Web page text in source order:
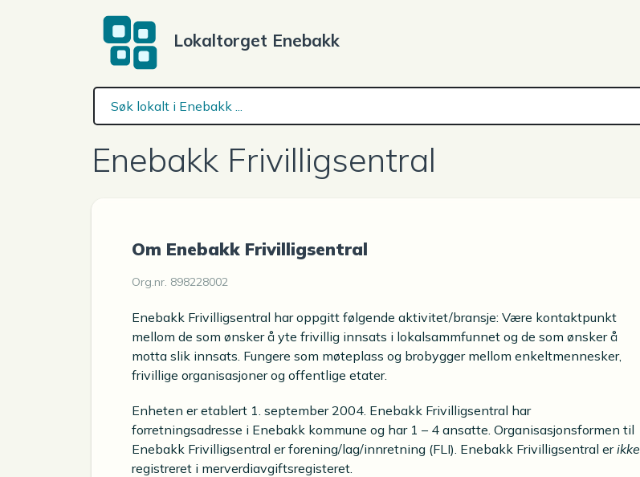
Lokaltorget Enebakk
Enebakk Frivilligsentral
Om Enebakk Frivilligsentral
Org.nr. 898228002
Enebakk Frivilligsentral har oppgitt følgende aktivitet/bransje: Være kontaktpunkt
mellom de som ønsker å yte frivillig innsats i lokalsammfunnet og de som ønsker å
motta slik innsats. Fungere som møteplass og brobygger mellom enkeltmennesker,
frivillige organisasjoner og offentlige etater.
Enheten er etablert 1. september 2004. Enebakk Frivilligsentral har
forretningsadresse i Enebakk kommune og har 1 – 4 ansatte. Organisasjonsformen til
Enebakk Frivilligsentral er forening/lag/innretning (FLI). Enebakk Frivilligsentral erikke
registreret i merverdiavgiftsregisteret.